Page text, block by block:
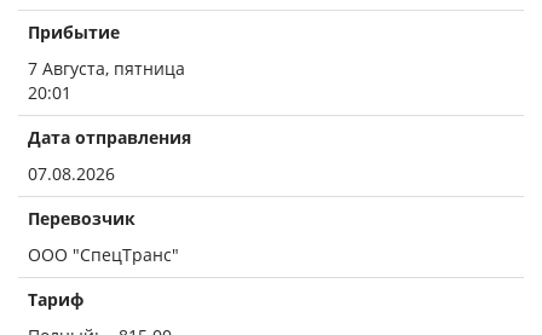
Прибытие
7 Августа, пятница
20:01
Дата отправления
07.08.2026
Перевозчик
ООО "СпецТранс"
Тариф